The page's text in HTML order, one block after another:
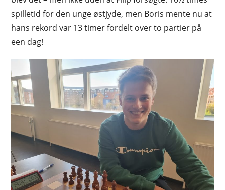
spilletid for den unge østjyde, men Boris mente nu at
hans rekord var 13 timer fordelt over to partier på
een dag!